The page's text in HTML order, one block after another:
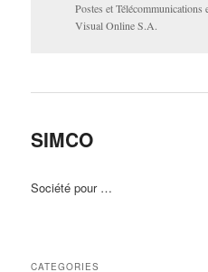
Postes et Télécommunications
Visual Online S.A.
SIMCO
Société pour …
CATEGORIES